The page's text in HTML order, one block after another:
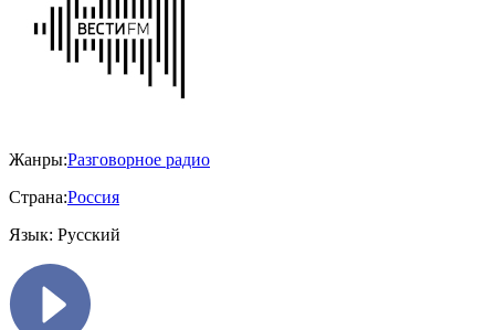
Жанры:Разговорное радио
Страна:Россия
Язык: Русский